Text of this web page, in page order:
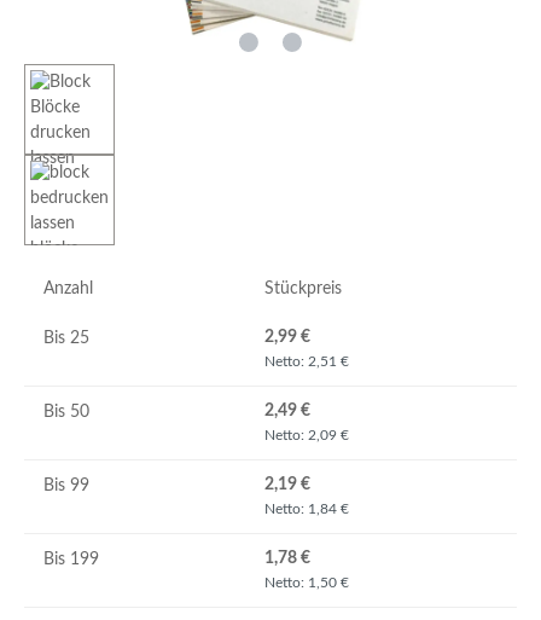
Anzahl Stückpreis
Bis 25 2,99 €
Netto: 2,51 €
Bis 50 2,49 €
Netto: 2,09 €
Bis 99 2,19 €
Netto: 1,84 €
Bis 199 1,78 €
Netto: 1,50 €